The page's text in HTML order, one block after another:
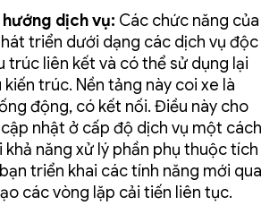
dịch vụ: Các chức năng của
triển dưới dạng các dịch vụ độc
trúc liên kết và có thể sử dụng lại
trúc. Nền tảng này coi xe là
động, có kết nối. Điều này cho
nhật ở cấp độ dịch vụ một cách
khả năng xử lý phần phụ thuộc tích
triển khai các tính năng mới qua
các vòng lặp cải tiến liên tục.